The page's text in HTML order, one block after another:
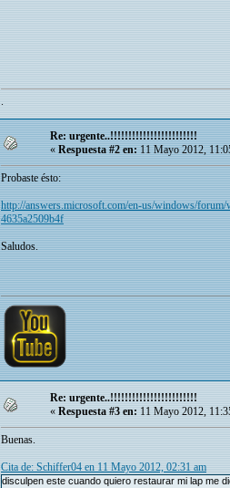
.
Re: urgente..!!!!!!!!!!!!!!!!!!!!!!!!
«Respuesta #2 en:11 Mayo 2012,
Probaste ésto:
http://answers.microsoft.com/en-us/windows/
4635a2509b4f
Saludos.
Re: urgente..!!!!!!!!!!!!!!!!!!!!!!!!
« Respuesta #3 en: 11 Mayo 2012,
Buenas.
Cita de: Schiffer04 en 11 Mayo 2012, 02:31 am
disculpen este cuando quiero restaurar mi lap me